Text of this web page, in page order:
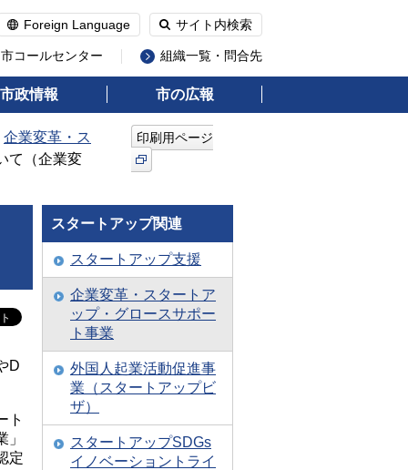
Foreign Language サイト内検索
コールセンター 組織一覧・問合先
市政情報 市の広報
企業変革・ス
て（企業変
印刷用ページ
D
ト
定
スタートアップ関連
スタートアップ支援
企業変革・スタートア
ップ・グロースサポー
ト事業
外国人起業活動促進事
業（スタートアップビ
ザ）
スタートアップSDGs
イノベーショントライ